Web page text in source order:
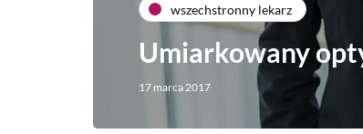
wszechstronny lekarz
Umiarkowany
17 marca 2017